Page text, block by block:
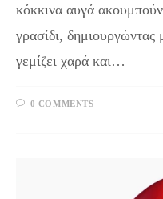
κόκκινα αυγά
γρασίδι, δημιουργώντας
γεμίζει χαρά και…
0 COMMENTS